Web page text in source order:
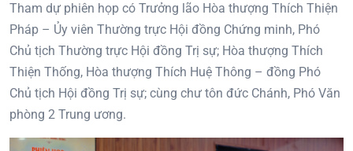
Tham dự phiên họp có Trưởng lão Hòa thượng Thích Thiện
Pháp – Ủy viên Thường trực Hội đồng Chứng minh, Phó
Chủ tịch Thường trực Hội đồng Trị sự; Hòa thượng Thích
Thiện Thống, Hòa thượng Thích Huệ Thông – đồng Phó
Chủ tịch Hội đồng Trị sự; cùng chư tôn đức Chánh, Phó Văn
phòng 2 Trung ương.